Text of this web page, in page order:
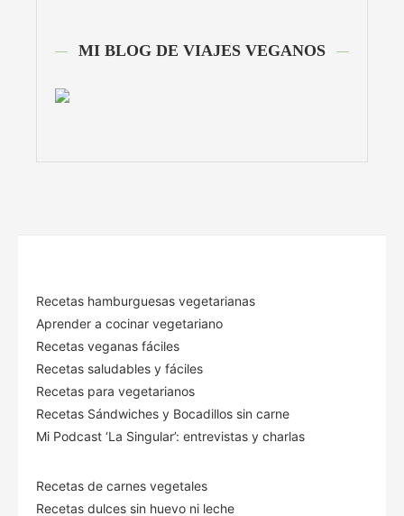
MI BLOG DE VIAJES VEGANOS
Recetas hamburguesas vegetarianas
Aprender a cocinar vegetariano
Recetas veganas fáciles
Recetas saludables y fáciles
Recetas para vegetarianos
Recetas Sándwiches y Bocadillos sin carne
Mi Podcast ‘La Singular’: entrevistas y charlas
Recetas de carnes vegetales
Recetas dulces sin huevo ni leche